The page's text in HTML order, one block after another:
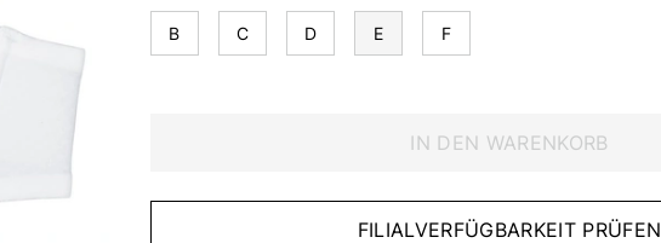
B C D E F
IN DEN WARENKORB
FILIALVERFÜGBARKEIT PRÜFEN